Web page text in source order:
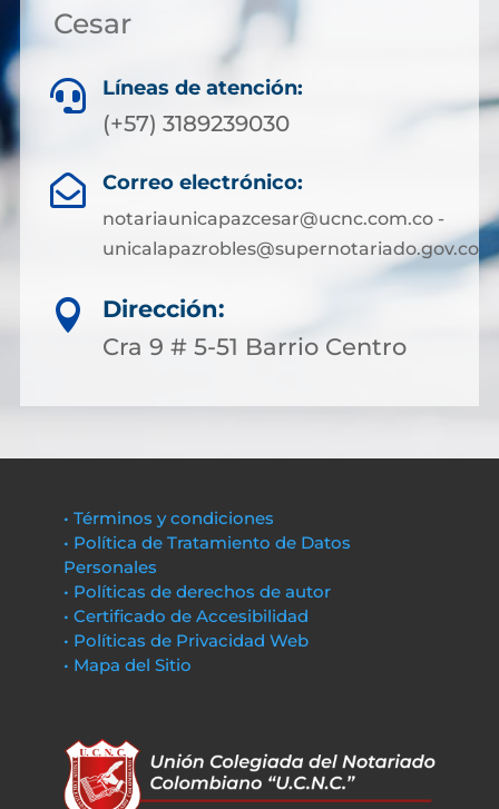
Cesar
 Líneas de atención:
(+57) 3189239030
 Correo electrónico:
notariaunicapazcesar@ucnc.com.co -
unicalapazrobles@supernotariado.gov.co

Dirección:
Cra 9 # 5-51 Barrio Centro
• Términos y condiciones
• Política de Tratamiento de Datos
Personales
• Políticas de derechos de autor
• Certificado de Accesibilidad
• Políticas de Privacidad Web
• Mapa del Sitio